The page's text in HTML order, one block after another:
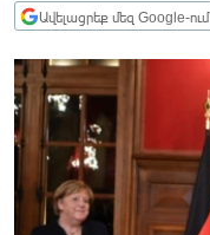
ՂԱՐԱԲԱՂ
ՏԱՐԱԾԱՇՐՋԱՆ
ՄԻՋԱԶԳԱՅԻՆ
ՄՇԱԿՈՒՅԹ
ՍՊՈՐՏ
Ավելացրեք մեզ Google-ում